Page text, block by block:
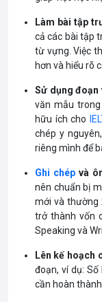
quả .
Cung cấp từ
cảnh thông qua
kèm các
định và cụm
Tác giả uy tín,
nghiệm:
đảm bảo chất
Làm bài tập
cả các bài tập
từ vựng. Việc
hơn và hiểu rõ
Sử dụng đoạn
văn mẫu
hữu ích cho
chép y
riêng mình để
Ghi chépvà
nên chuẩn bị
mới và thường
trở thành vốn
Speaking và
Lên kế hoạch
đoạn, ví dụ:
cần hoàn